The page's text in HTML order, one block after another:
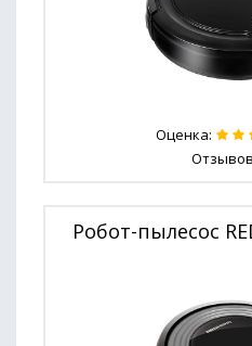
Оценка:
Робот-пылесос